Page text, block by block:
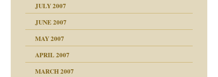
in meiner
JULY 2007
JUNE 2007
MAY 2007
APRIL 2007
MARCH 2007